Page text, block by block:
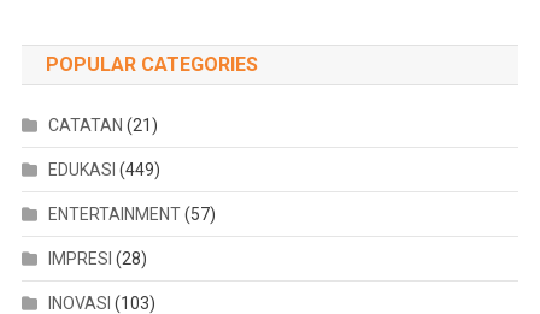
POPULAR CATEGORIES
CATATAN (21)
EDUKASI (449)
ENTERTAINMENT(57)
IMPRESI (28)
INOVASI (103)